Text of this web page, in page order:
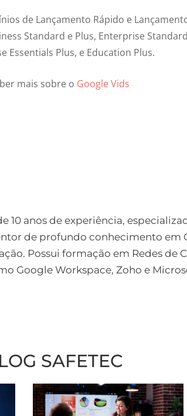
de Lançamento Rápido e
Standard e Plus, Enterprise
Essentials Plus, e Education Plus.
mais sobre o Google Vids
10 anos de experiência,
de profundo conhecimento em
Possui formação em Redes de
Google Workspace, Zoho e
SAFETEC